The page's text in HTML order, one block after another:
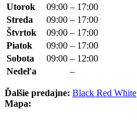
Utorok
09:00 – 17:00
Streda
09:00 – 17:00
Štvrtok
09:00 – 17:00
Piatok
09:00 – 17:00
Sobota
09:00 – 12:00
Nedeľa
–
Ďalšie predajne: Black Red White
Mapa: